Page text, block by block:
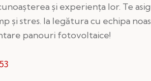
și experiența lor. Te
și stres. Ia legătura cu echipa
panouri fotovoltaice!